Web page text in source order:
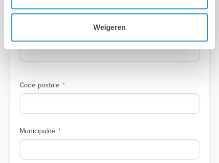
Weigeren
Code postale
Municipalité